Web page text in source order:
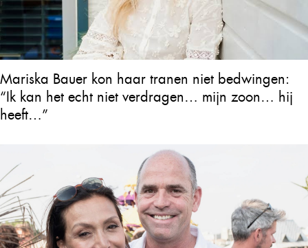
Mariska Bauer kon haar tranen niet bedwingen:
“Ik kan het echt niet verdragen… mijn zoon… hij
heeft…”